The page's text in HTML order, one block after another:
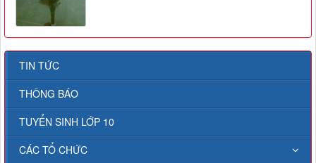
TIN TỨC
THÔNG BÁO
TUYỂN SINH LỚP 10
CÁC TỔ CHỨC